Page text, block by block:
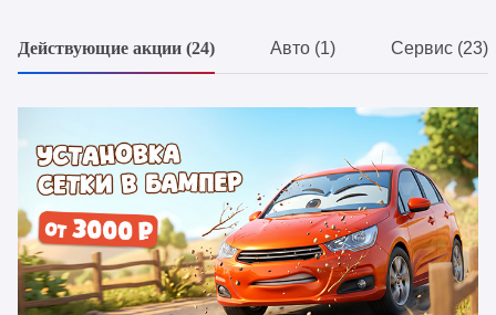
Действующие акции (24) Авто (1) Сервис (23)